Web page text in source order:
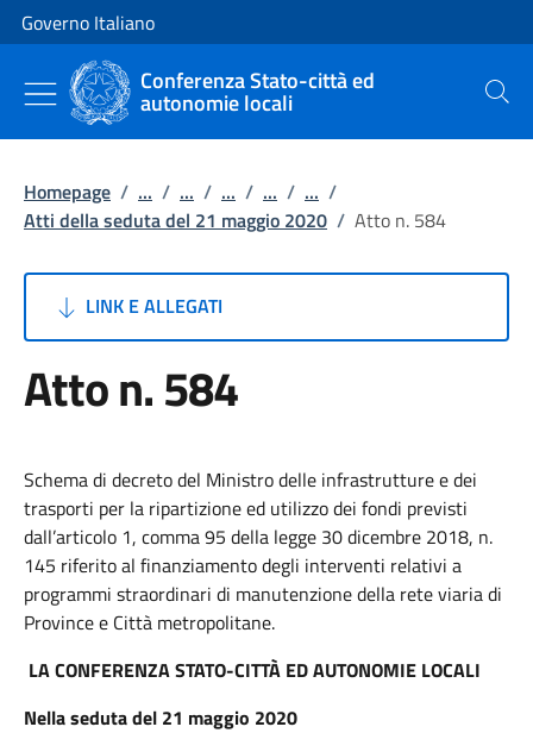
Vai al contenuto
Vai alla navigazione del sito
Governo Italiano
Conferenza Stato-città ed
autonomie locali Cerca
Homepage / ... / ... / ... / ... / ... /
Atti della seduta del 21 maggio 2020 / Atto n. 584
LINK E ALLEGATI
Atto n. 584
Schema di decreto del Ministro delle infrastrutture e dei
trasporti per la ripartizione ed utilizzo dei fondi previsti
dall’articolo 1, comma 95 della legge 30 dicembre 2018, n.
145 riferito al finanziamento degli interventi relativi a
programmi straordinari di manutenzione della rete viaria di
Province e Città metropolitane.
LA CONFERENZA STATO-CITTÀ ED AUTONOMIE LOCALI
Nella seduta del 21 maggio 2020